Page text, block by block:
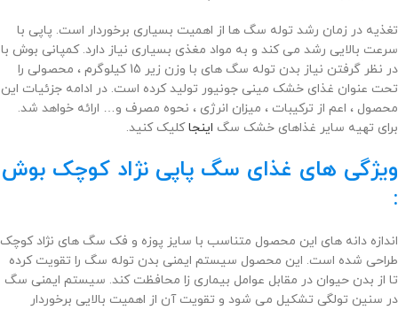
تغذیه در زمان رشد توله سگ ها از اهمیت بسیاری برخوردار است. پاپی با
سرعت بالایی رشد می کند و به مواد مغذی بسیاری نیاز دارد. کمپانی بوش با
در نظر گرفتن نیاز بدن توله سگ های با وزن زیر 15 کیلوگرم ، محصولی را
تحت عنوان غذای خشک مینی جونیور تولید کرده است. در ادامه جزئیات این
محصول ، اعم از ترکیبات ، میزان انرژی ، نحوه مصرف و… ارائه خواهد شد.
برای تهیه سایر غذاهای خشک سگ اینجاکلیک کنید.
ویژگی های غذای سگ پاپی نژاد کوچک بوش
:
اندازه دانه های این محصول متناسب با سایز پوزه و فک سگ های نژاد کوچک
طراحی شده است. این محصول سیستم ایمنی بدن توله سگ را تقویت کرده
تا از بدن حیوان در مقابل عوامل بیماری زا محافظت کند. سیستم ایمنی سگ
در سنین تولگی تشکیل می شود و تقویت آن از اهمیت بالایی برخوردار